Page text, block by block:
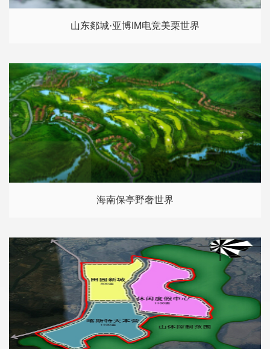
山东郯城·亚博IM电竞美栗世界
海南保亭野奢世界